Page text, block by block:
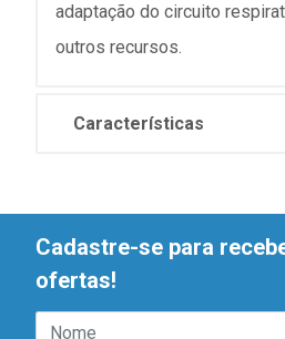
adaptação do circuito
outros recursos.
Características
Cadastre-se para
ofertas!